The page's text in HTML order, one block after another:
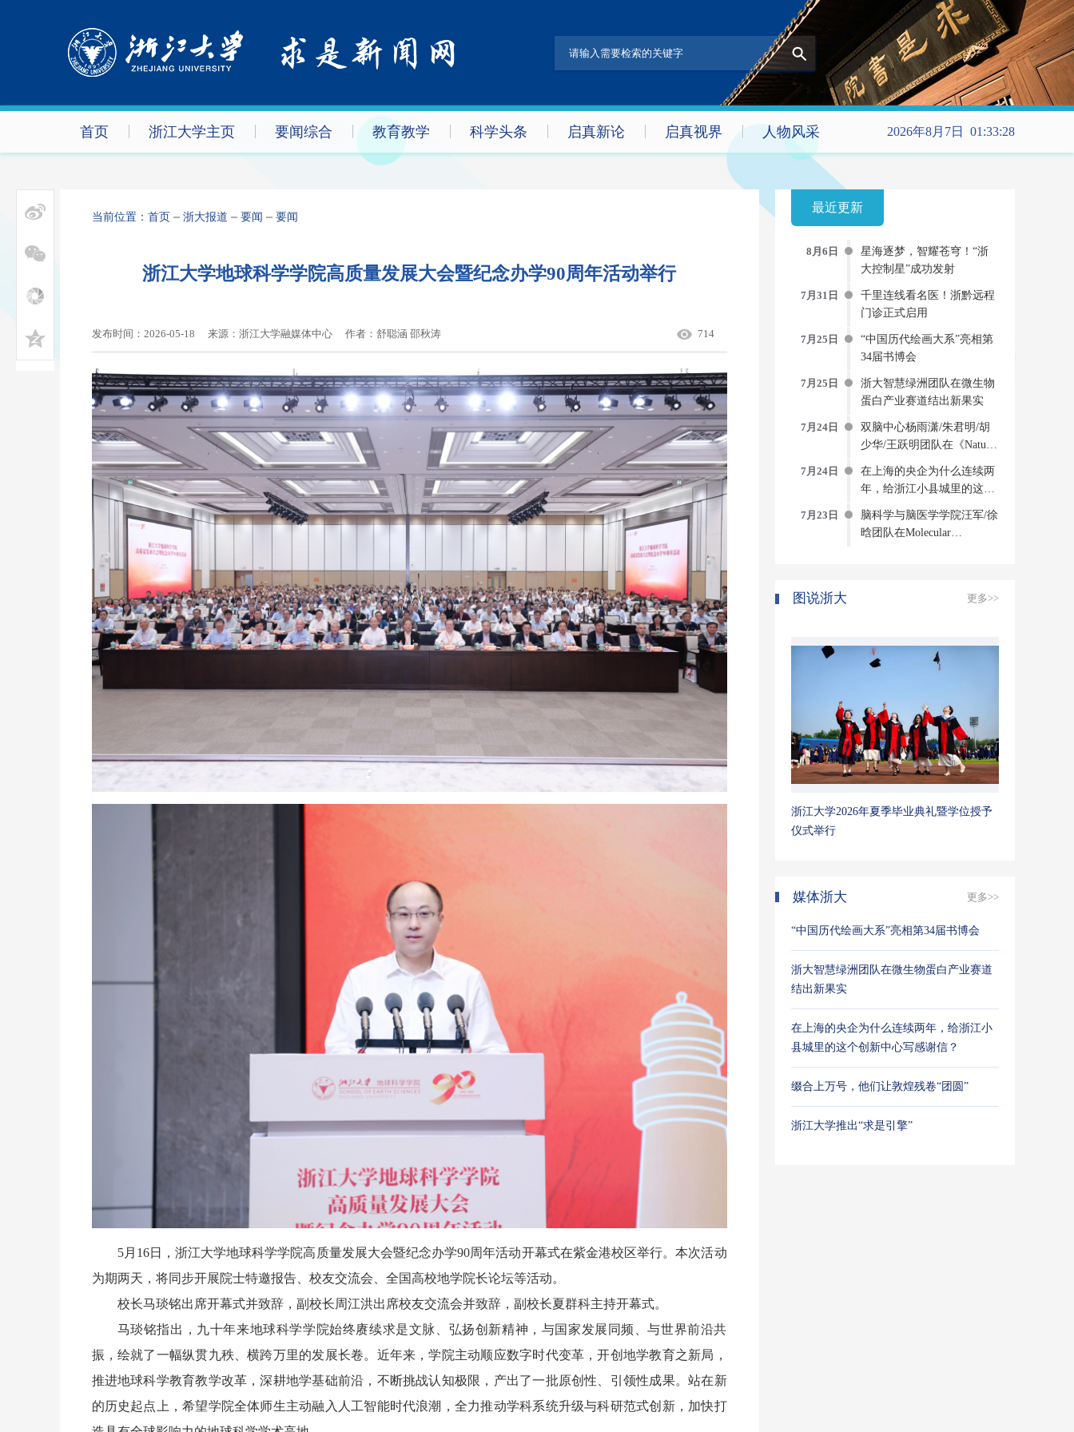
首页 浙江大学主页 要闻综合 教育教学 科学头条 启真新论 启真视界 人物风采 2026年8月7日 01:33:30
当前位置： 首页 浙大报道 要闻 要闻
浙江大学地球科学学院高质量发展大会暨纪念办学90周年活动举行
发布时间：2026-05-18 来源：浙江大学融媒体中心 作者： 舒聪涵 邵秋涛 714
5月16日，浙江大学地球科学学院高质量发展大会暨纪念办学90周年活动开幕式在紫金港校区举行。本次活动
为期两天，将同步开展院士特邀报告、校友交流会、全国高校地学院长论坛等活动。
校长马琰铭出席开幕式并致辞，副校长周江洪出席校友交流会并致辞，副校长夏群科主持开幕式。
马琰铭指出，九十年来地球科学学院始终赓续求是文脉、弘扬创新精神，与国家发展同频、与世界前沿共
振，绘就了一幅纵贯九秩、横跨万里的发展长卷。近年来，学院主动顺应数字时代变革，开创地学教育之新局，
推进地球科学教育教学改革，深耕地学基础前沿，不断挑战认知极限，产出了一批原创性、引领性成果。站在新
的历史起点上，希望学院全体师生主动融入人工智能时代浪潮，全力推动学科系统升级与科研范式创新，加快打
最近更新
8月6日
星海逐梦，智耀苍穹！“浙
大控制星”成功发射
7月31日
千里连线看名医！浙黔远程
门诊正式启用
7月25日
“中国历代绘画大系”亮相第
34届书博会
7月25日
浙大智慧绿洲团队在微生物
蛋白产业赛道结出新果实
7月24日
双脑中心杨雨潇/朱君明/胡
少华/王跃明团队在《Nature
Computational Science》发文
构建侵入式脑机接口方法与
系统
7月24日
在上海的央企为什么连续两
年，给浙江小县城里的这个
创新中心写感谢信？
7月23日
脑科学与脑医学学院汪军/徐
晗团队在Molecular
图说浙大 更多>>
浙江大学2026年夏季毕业典礼暨学位授予
仪式举行
媒体浙大 更多>>
“中国历代绘画大系”亮相第34届书博会
浙大智慧绿洲团队在微生物蛋白产业赛道
结出新果实
在上海的央企为什么连续两年，给浙江小
县城里的这个创新中心写感谢信？
缀合上万号，他们让敦煌残卷“团圆”
浙江大学推出“求是引擎”